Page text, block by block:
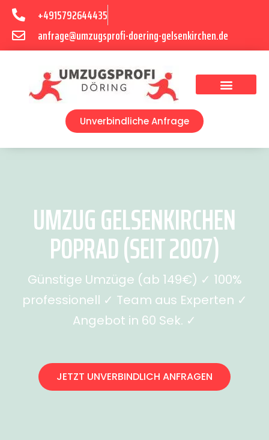
+4915792644435
anfrage@umzugsprofi-doering-gelsenkirchen.de
Unverbindliche Anfrage
UMZUG GELSENKIRCHEN
POPRAD (SEIT 2007)
Günstige Umzüge (ab 149€) ✓ 100%
professionell ✓ Team aus Experten ✓
Angebot in 60 Sek. ✓
JETZT UNVERBINDLICH ANFRAGEN